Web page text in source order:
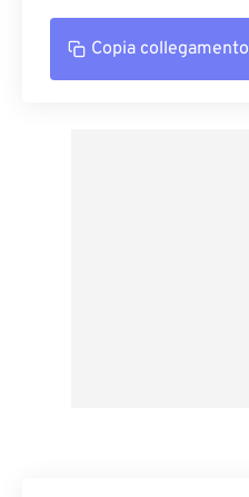
Copia collegamento